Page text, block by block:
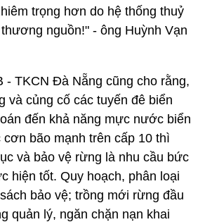
trọng hơn do hệ thống thuỷ
nguồn!" - ông Huỳnh Vạn
- TKCN Đà Nẵng cũng cho rằng,
và củng cố các tuyến đê biển
đến khả năng mực nước biển
cơn bão mạnh trên cấp 10 thì
và bảo vệ rừng là nhu cầu bức
hiện tốt. Quy hoạch, phân loại
bảo vệ; trồng mới rừng đầu
quản lý, ngăn chặn nạn khai